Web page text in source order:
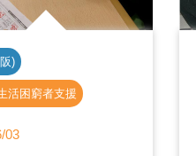
)
活困窮者支援
03